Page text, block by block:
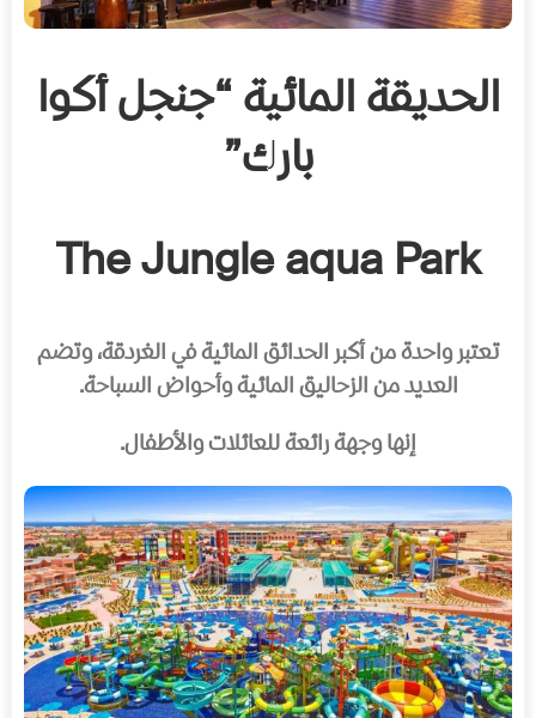
الحديقة المائية “جنجل أكوا
بارك”
The Jungle aqua Park
تعتبر واحدة من أكبر الحدائق المائية في الغردقة، وتضم
العديد من الزحاليق المائية وأحواض السباحة.
إنها وجهة رائعة للعائلات والأطفال.